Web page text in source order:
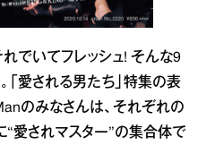
れでいてフレッシュ! そんな9
愛される男たち」特集の表
のみなさんは、それぞれの
“愛されマスター”の集合体で